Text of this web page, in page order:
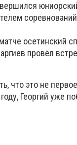
осетинский
провёл
что это не
Георгий уже